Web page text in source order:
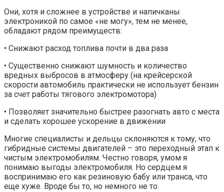
Они, хотя и сложнее в устройстве и напичканы
электроникой по самое «не могу», тем не менее,
обладают рядом преимуществ:
• Снижают расход топлива почти в два раза
• Существенно снижают шумность и количество
вредных выбросов в атмосферу (на крейсерской
скорости автомобиль практически не использует бензин
за счет работы тягового электромотора)
• Позволяет значительно быстрее разогнать авто с места
и сделать хорошее ускорение в движении
Многие специалисты и дельцы склоняются к тому, что
гибридные системы двигателей – это переходный этап к
чистым электромобилям. Честно говоря, умом я
понимаю выгоды электромобиля. Но сердцем я
воспринимаю его как резиновую бабу или транса, что
еще хуже. Вроде бы то, но немного не то.